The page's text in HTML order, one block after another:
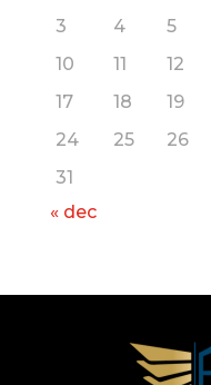
3
4 5
10
11 12
17
18 19
24
25 26
31
« dec